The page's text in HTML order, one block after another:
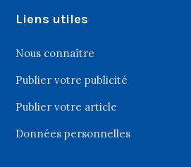
Liens utiles
Nous connaître
Publier votre publicité
Publier votre article
Données personnelles